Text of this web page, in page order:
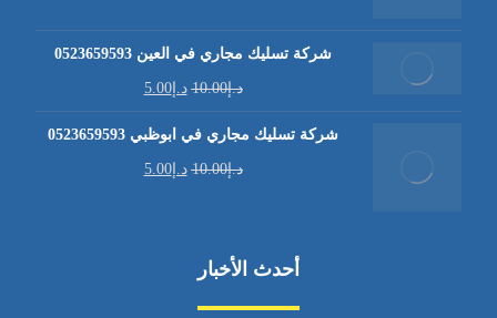
شركة تسليك مجاري في العين 0523659593
د.إ10.00 د.إ5.00
شركة تسليك مجاري في ابوظبي 0523659593
د.إ10.00 د.إ5.00
أحدث الأخبار